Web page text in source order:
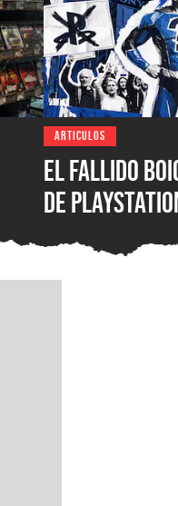
ARTICULOS
El fallido
de
quién
formato